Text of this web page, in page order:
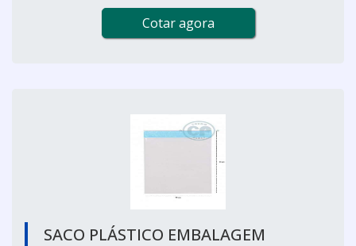
Cotar agora
SACO PLÁSTICO EMBALAGEM